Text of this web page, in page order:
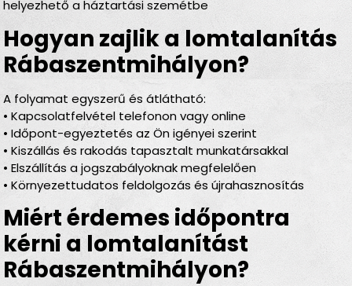
helyezhető a háztartási szemétbe
Hogyan zajlik a lomtalanítás
Rábaszentmihályon?
A folyamat egyszerű és átlátható:
• Kapcsolatfelvétel telefonon vagy online
• Időpont-egyeztetés az Ön igényei szerint
• Kiszállás és rakodás tapasztalt munkatársakkal
• Elszállítás a jogszabályoknak megfelelően
• Környezettudatos feldolgozás és újrahasznosítás
Miért érdemes időpontra
kérni a lomtalanítást
Rábaszentmihályon?